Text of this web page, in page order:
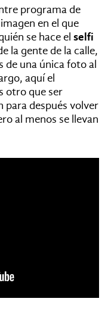
programa de
en el que
se hace el selfi
la gente de la calle,
de una única foto al
aquí el
otro que ser
para después volver
al menos se llevan